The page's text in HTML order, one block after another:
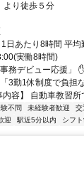
より徒歩５分
日あたり8時間 平
実働8時間)
務デビュー応援」
3勤1休制度で負担
容】 自動車教習
不問 未経験者歓迎
交
迎 駅近5分以内 シフト